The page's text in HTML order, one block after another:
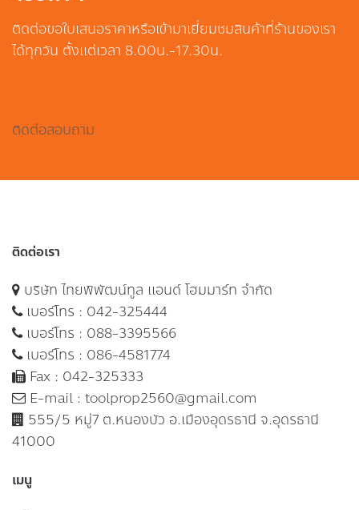
ติดต่อขอใบเสนอราคาหรือเข้ามาเยี่ยมชมสินค้าที่ร้านของเรา
ได้ทุกวัน ตั้งแต่เวลา 8.00น.-17.30น.
ติดต่อสอบถาม
ติดต่อเรา
บริษัท ไทยพิพัฒน์ทูล แอนด์ โฮมมาร์ท จำกัด
เบอร์โทร : 042-325444
เบอร์โทร : 088-3395566
เบอร์โทร : 086-4581774
Fax : 042-325333
E-mail : toolprop2560@gmail.com
555/5 หมู่7 ต.หนองบัว อ.เมืองอุดรธานี จ.อุดรธานี
41000
เมนู